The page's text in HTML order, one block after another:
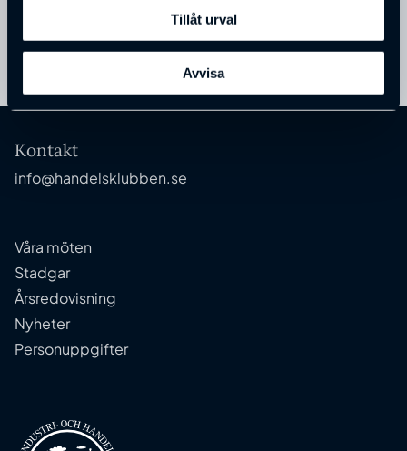
Tillåt urval
Avvisa
Kontakt
info@handelsklubben.se
Våra möten
Stadgar
Årsredovisning
Nyheter
Personuppgifter